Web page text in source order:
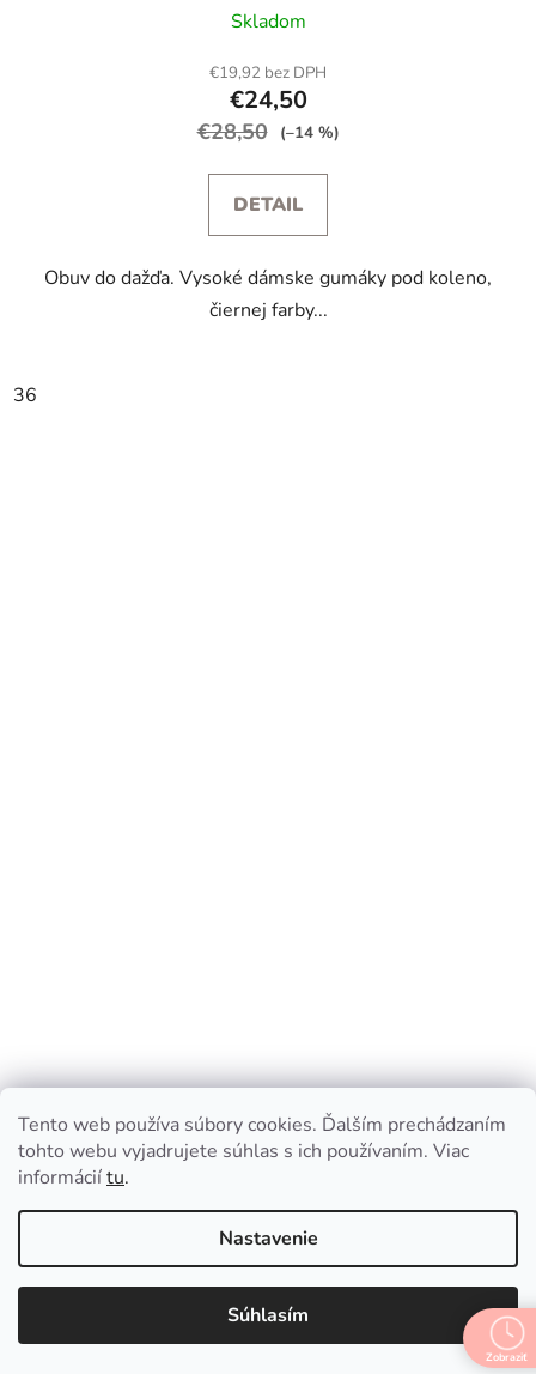
Tento web používa súbory cookies. Ďalším prechádzaním
tohto webu vyjadrujete súhlas s ich používaním. Viac
informáciítu.
Nastavenie
Súhlasím
Skladom
€19,92 bez DPH
€24,50
€28,50 (–14 %)
DETAIL
Obuv do dažďa. Vysoké dámske gumáky pod koleno,
čiernej farby...
36
Workery na platforme čierne semišové RT19
Skladom
€24,31 bez DPH
€29,90
€32,50
Zobraziť